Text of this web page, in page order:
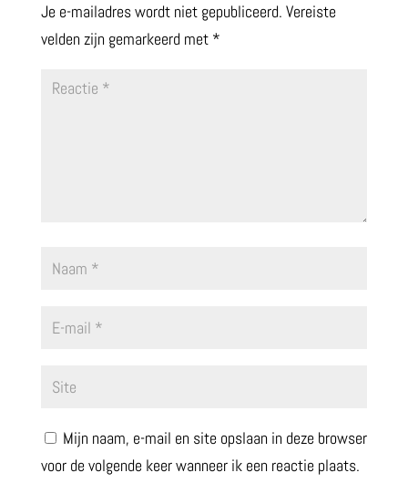
Je e-mailadres wordt niet gepubliceerd. Vereiste
velden zijn gemarkeerd met *
Mijn naam, e-mail en site opslaan in deze browser
voor de volgende keer wanneer ik een reactie plaats.